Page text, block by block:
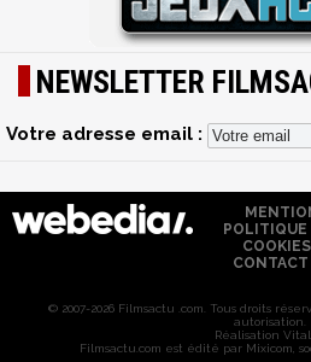
NEWSLETTER
Votre adresse email :
POLITIQUE
COOKIES
CONTACT
© 2007-2026 Filmsactu .com. Tous droits
autorisation.
Réalisation
Filmsactu .com est édité par Mixicom,